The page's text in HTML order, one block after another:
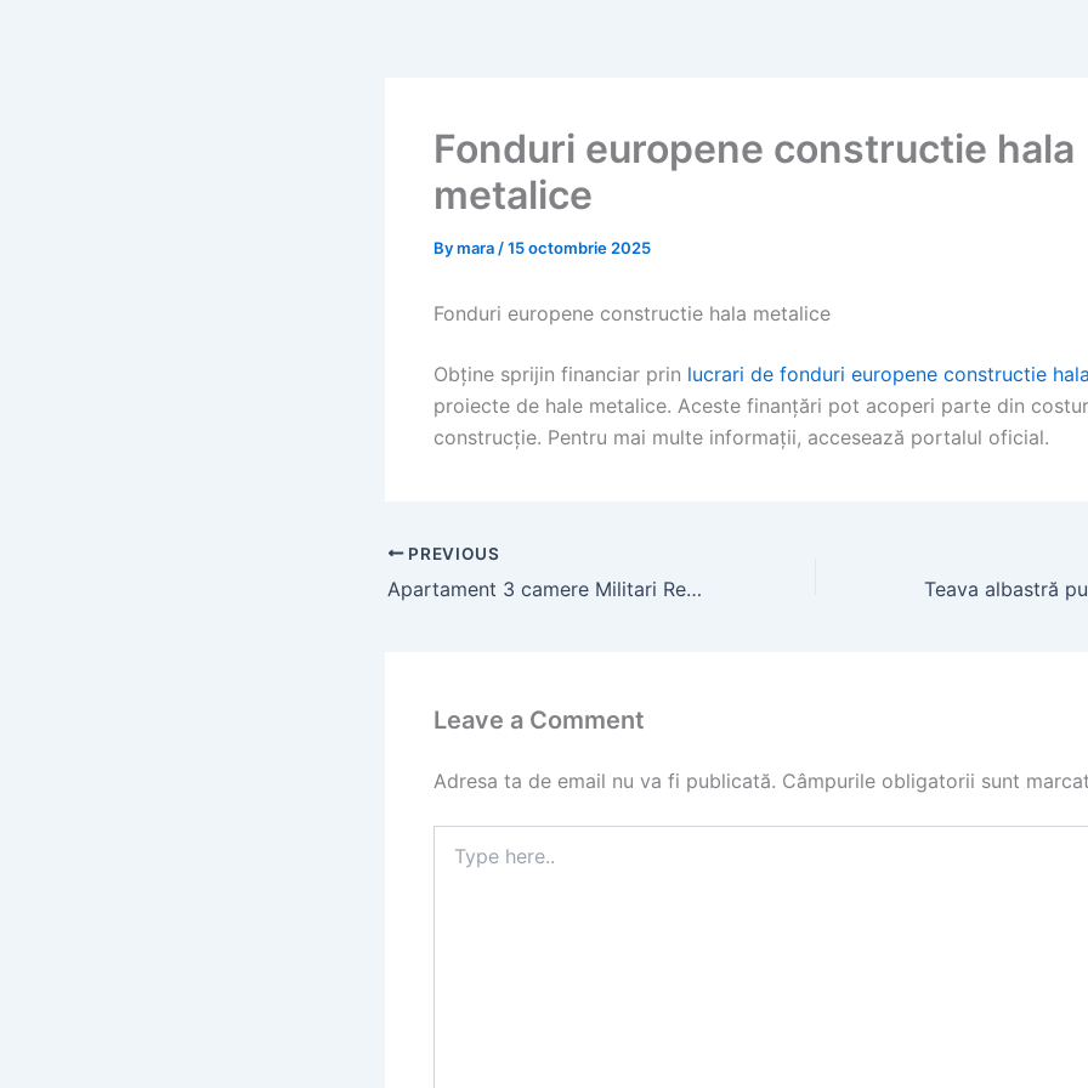
Fonduri europene constructie hala
metalice
Bymara /15 octombrie 2025
Fonduri europene constructie hala metalice
Obține sprijin financiar prin lucrari de fonduri europene constructie hala
proiecte de hale metalice. Aceste finanțări pot acoperi parte din
construcție. Pentru mai multe informații, accesează portalul oficial.
PREVIOUS
Apartament 3 camere Militari Residence de închiriat
Leave a Comment
Adresa ta de email nu va fi publicată. Câmpurile obligatorii sunt
here..